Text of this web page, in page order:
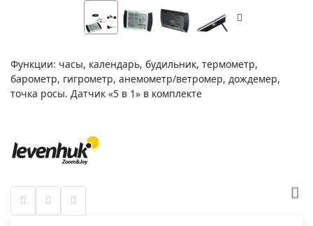
Функции: часы, календарь, будильник, термометр,
барометр, гигрометр, анемометр/ветромер, дождемер,
точка росы. Датчик «5 в 1» в комплекте